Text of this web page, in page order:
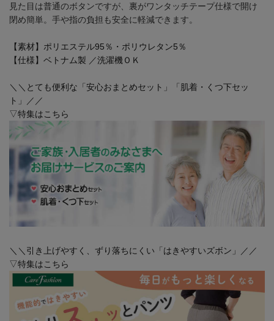
見た目は普通のボタンですが、裏がワンタッチテープ仕様で開け
閉め簡単。手や指の負担も安全に軽減できます。
【素材】ポリエステル95％・ポリウレタン5％
【仕様】ベトナム製 ／洗濯機ＯＫ
＼＼とても便利な「安心おまとめセット」「肌着・くつ下セッ
ト」／／
▽特集はこちら
＼＼引き上げやすく、ずり落ちにくい「はきやすいズボン」／／
▽特集はこちら